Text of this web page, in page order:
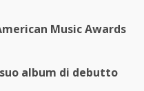
Music Awards
album di debutto